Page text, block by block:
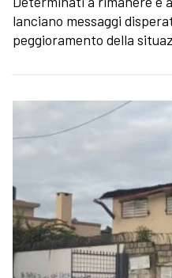
lanciano messaggi
peggioramento della